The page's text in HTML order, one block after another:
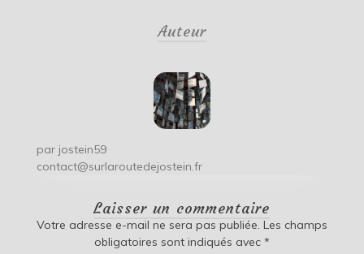
Auteur
par jostein59
contact@surlaroutedejostein.fr
Laisser un commentaire
Votre adresse e-mail ne sera pas publiée. Les champs
obligatoires sont indiqués avec *